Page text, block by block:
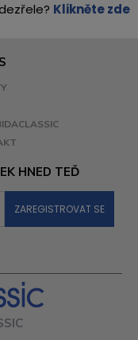
Klikněte zde
HNED TEĎ